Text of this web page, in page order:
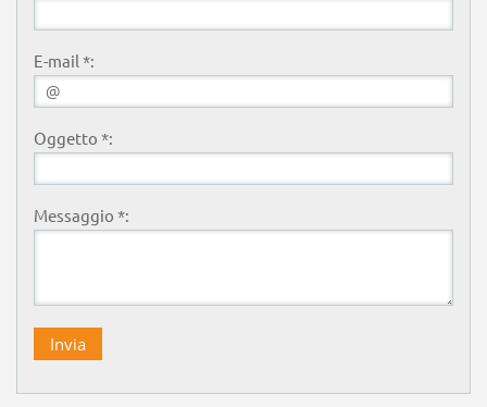
E-mail *:
Oggetto *:
Messaggio *: